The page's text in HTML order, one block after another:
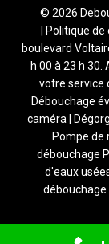
© 2026
Politique
boulevard
h 00 à 23 h
votre service
Débouchage
caméra |
Pompe de
débouchage
d'eaux